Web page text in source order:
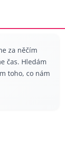
za něčím
čas. Hledám
toho, co nám